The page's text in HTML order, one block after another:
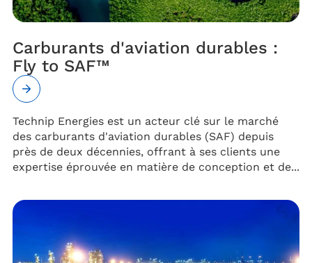
Carburants d'aviation durables :
Fly to SAF™
Technip Energies est un acteur clé sur le marché
des carburants d'aviation durables (SAF) depuis
près de deux décennies, offrant à ses clients une
expertise éprouvée en matière de conception et de...